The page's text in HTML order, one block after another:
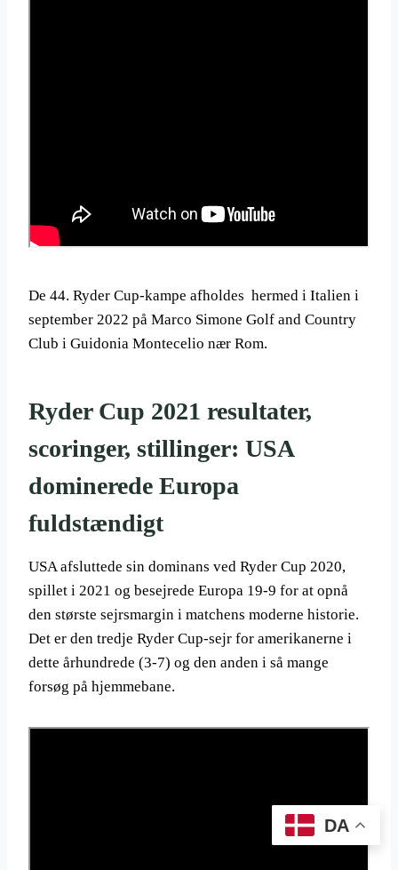
De 44. Ryder Cup-kampe afholdes hermed i Italien i
september 2022 på Marco Simone Golf and Country
Club i Guidonia Montecelio nær Rom.
Ryder Cup 2021 resultater,
scoringer, stillinger: USA
dominerede Europa
fuldstændigt
USA afsluttede sin dominans ved Ryder Cup 2020,
spillet i 2021 og besejrede Europa 19-9 for at opnå
den største sejrsmargin i matchens moderne historie.
Det er den tredje Ryder Cup-sejr for amerikanerne i
dette århundrede (3-7) og den anden i så mange
forsøg på hjemmebane.
DA